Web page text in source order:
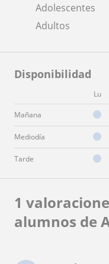
Adolescentes
Adultos
Disponibilidad
Lu
Mañana
Mediodía
Tarde
1
alumnos de